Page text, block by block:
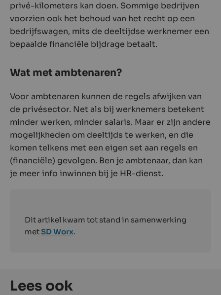
privé-kilometers kan doen. Sommige bedrijven
voorzien ook het behoud van het recht op een
bedrijfswagen, mits de deeltijdse werknemer een
bepaalde financiële bijdrage betaalt.
Wat met ambtenaren?
Voor ambtenaren kunnen de regels afwijken van
de privésector. Net als bij werknemers betekent
minder werken, minder salaris. Maar er zijn andere
mogelijkheden om deeltijds te werken, en die
komen telkens met een eigen set aan regels en
(financiële) gevolgen. Ben je ambtenaar, dan kan
je meer info inwinnen bij je HR-dienst.
Dit artikel kwam tot stand in samenwerking
metSD Worx.
Lees ook